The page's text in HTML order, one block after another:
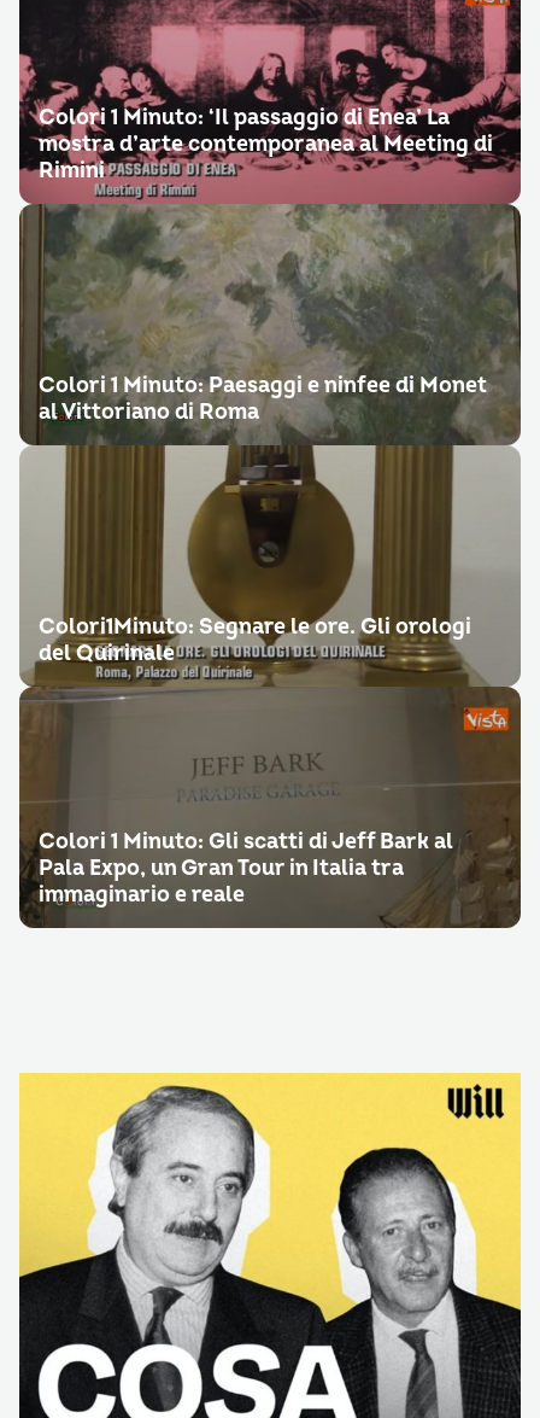
Colori 1 Minuto: ‘Il passaggio di Enea’ La
mostra d’arte contemporanea al Meeting di
Rimini
Colori 1 Minuto: Paesaggi e ninfee di Monet
al Vittoriano di Roma
Colori1Minuto: Segnare le ore. Gli orologi
del Quirinale
Colori 1 Minuto: Gli scatti di Jeff Bark al
Pala Expo, un Gran Tour in Italia tra
immaginario e reale